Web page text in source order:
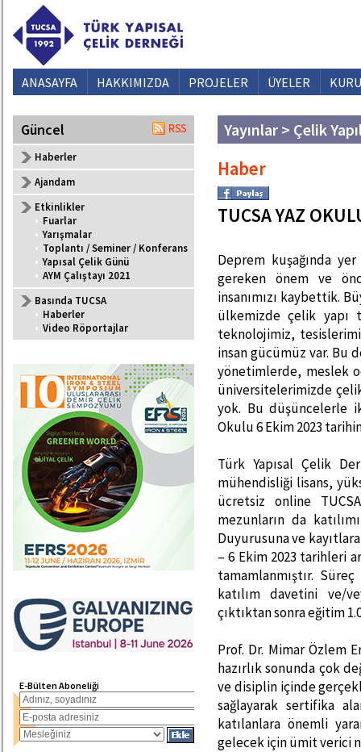
ANASAYFA HAKKIMIZDA PROJELER ÜYELER
Güncel
Haberler
Ajandam
Etkinlikler
• Fuarlar
• Yarışmalar
• Toplantı / Seminer / Konferans
• Yapısal Çelik Günü
• AYM Çalıştayı 2021
Basında TUCSA
• Haberler
• Video Röportajlar
E-Bülten Aboneliği
Yayınlar > Çelik
Haber
TUCSA YAZ
Deprem kuşağında
gereken önem ve
insanımızı kaybettik.
ülkemizde çelik yapı
teknolojimiz,
insan gücümüz var. Bu
yönetimlerde, meslek
üniversitelerimizde
yok. Bu düşüncelerle
Okulu 6 Ekim 2023
Türk Yapısal Çelik
mühendisliği lisans,
ücretsiz online
mezunların da
Duyurusuna ve
– 6 Ekim 2023 tarihleri
tamamlanmıştır. Süreç
katılım davetini ve/
çıktıktan sonra eğitim
Prof. Dr. Mimar Özlem
hazırlık sonunda çok
ve disiplin içinde
sağlayarak sertifika
katılanlara önemli
gelecek için ümit verici